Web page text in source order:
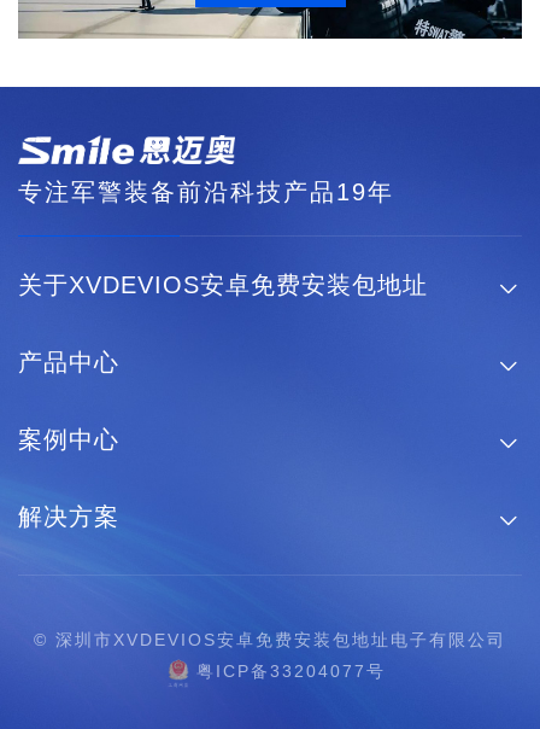
专注军警装备前沿科技产品19年
关于XVDEVIOS安卓免费安装包地址 
产品中心 
案例中心 
解决方案 
© 深圳市XVDEVIOS安卓免费安装包地址电子有限公司
粤ICP备33204077号